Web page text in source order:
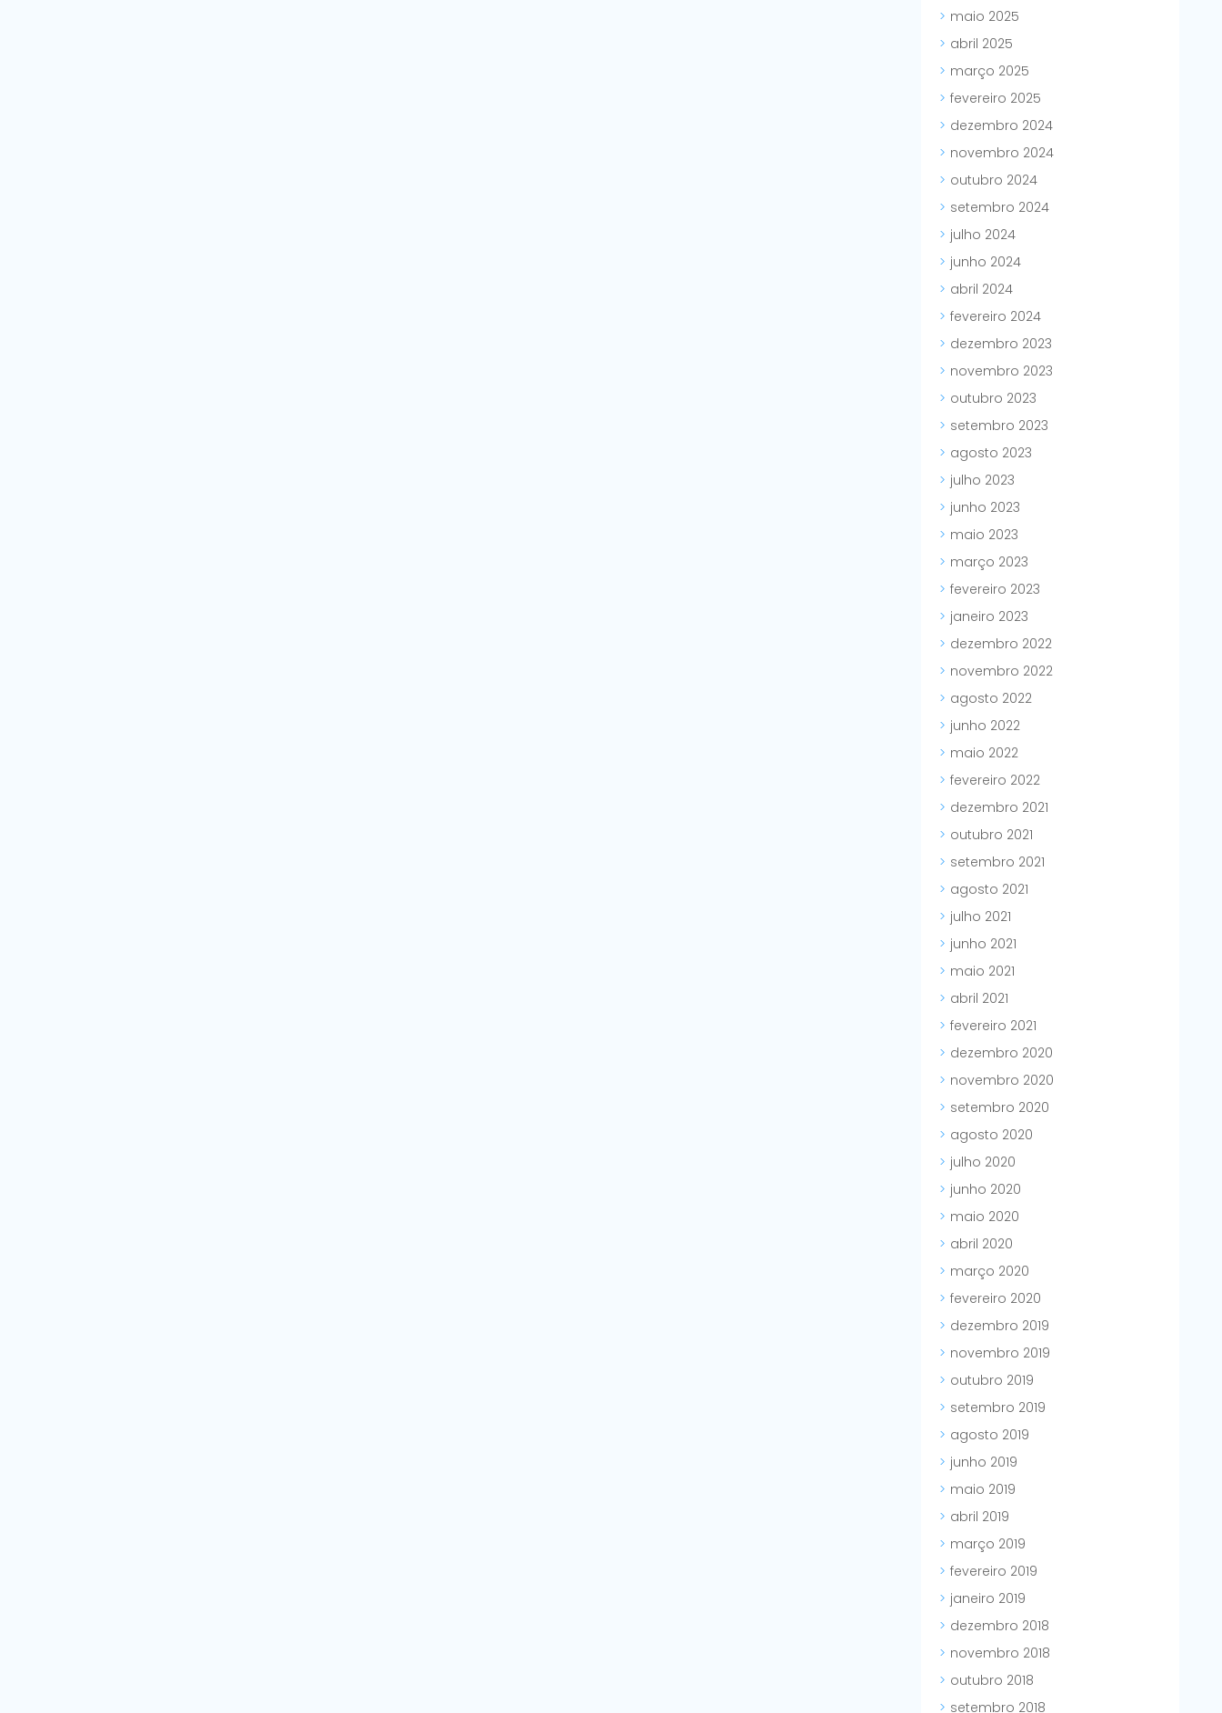
maio 2025
abril 2025
março 2025
fevereiro 2025
dezembro 2024
novembro 2024
outubro 2024
setembro 2024
julho 2024
junho 2024
abril 2024
fevereiro 2024
dezembro 2023
novembro 2023
outubro 2023
setembro 2023
agosto 2023
julho 2023
junho 2023
maio 2023
março 2023
fevereiro 2023
janeiro 2023
dezembro 2022
novembro 2022
agosto 2022
junho 2022
maio 2022
fevereiro 2022
dezembro 2021
outubro 2021
setembro 2021
agosto 2021
julho 2021
junho 2021
maio 2021
abril 2021
fevereiro 2021
dezembro 2020
novembro 2020
setembro 2020
agosto 2020
julho 2020
junho 2020
maio 2020
abril 2020
março 2020
fevereiro 2020
dezembro 2019
novembro 2019
outubro 2019
setembro 2019
agosto 2019
junho 2019
maio 2019
abril 2019
março 2019
fevereiro 2019
janeiro 2019
dezembro 2018
novembro 2018
outubro 2018
setembro 2018